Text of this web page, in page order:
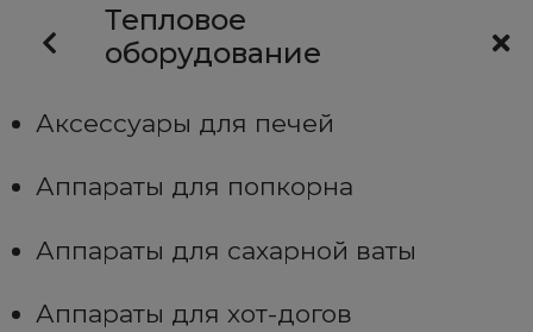
Тепловое
оборудование
Аксессуары для печей
Аппараты для попкорна
Аппараты для сахарной ваты
Аппараты для хот-догов